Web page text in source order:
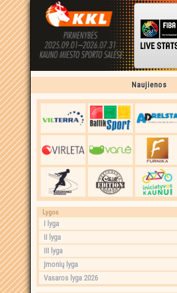
Naujienos
Lygos
I lyga
II lyga
III lyga
Įmonių lyga
Vasaros lyga 2026